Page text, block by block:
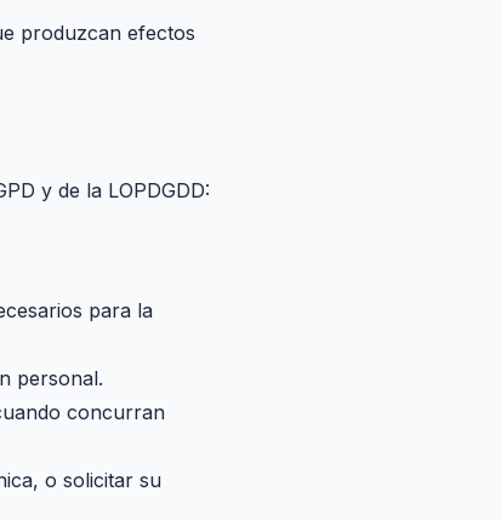
produzcan efectos
y de la LOPDGDD:
para la
personal.
concurran
o solicitar su